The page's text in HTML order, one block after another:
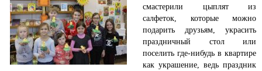
смастерили цыплят из
салфеток, которые можно
подарить друзьям, украсить
праздничный стол или
поселить где-нибудь в квартире
как украшение, ведь праздник